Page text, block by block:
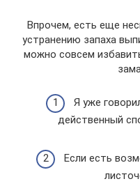
Впрочем, есть еще
устранению запаха
можно совсем
Я уже
действенный
Если есть